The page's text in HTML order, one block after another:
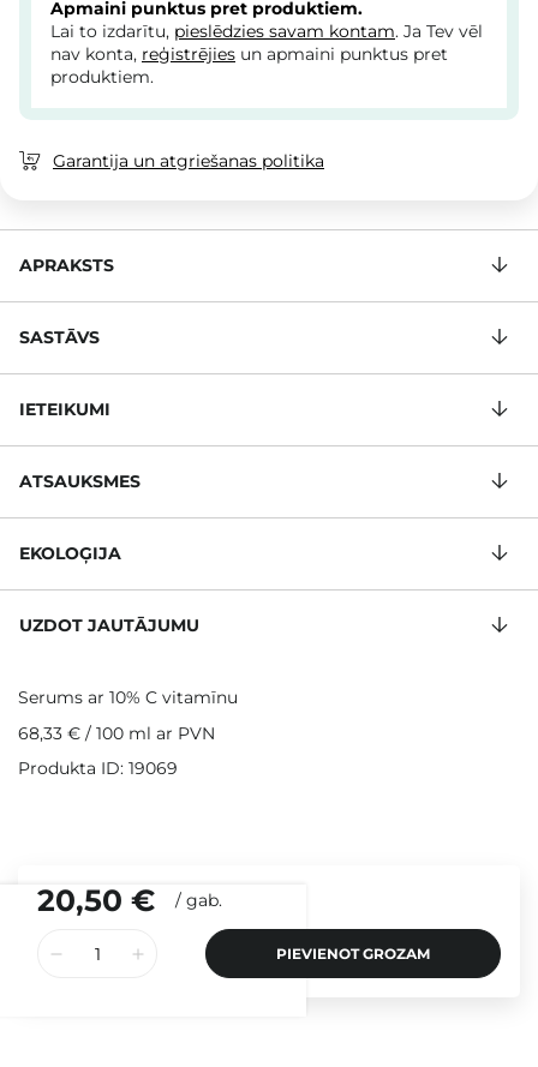
20,50 € / gab.
PIEVIENOT GROZAM
Apmaini punktus pret produktiem.
Lai to izdarītu, pieslēdzies savam kontam. Ja Tev vēl
nav konta, reģistrējies un apmaini punktus pret
produktiem.
Garantija un atgriešanas politika
APRAKSTS
SASTĀVS
IETEIKUMI
ATSAUKSMES
EKOLOĢIJA
UZDOT JAUTĀJUMU
Serums ar 10% C vitamīnu
68,33 € / 100 ml ar PVN
Produkta ID: 19069